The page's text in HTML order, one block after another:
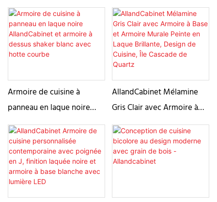
porte offre un aspect bois
naturel et épuré qui
rehausse tout espace d'une
touche chaleureuse et
sans poignée AllandCabinet
avec îlot à panneaux
Shiplap
AllandCabinet avec
panneau de dalle de
finition en mélamine pour
villa ou appartement
Armoire de cuisine à
panneau en laque noire
AllandCabinet et armoire à
dessus shaker blanc avec
hotte courbe
AllandCabinet Mélamine
Gris Clair avec Armoire à
Base et Armoire Murale
Peinte en Laque Brillante,
Design de Cuisine, Île